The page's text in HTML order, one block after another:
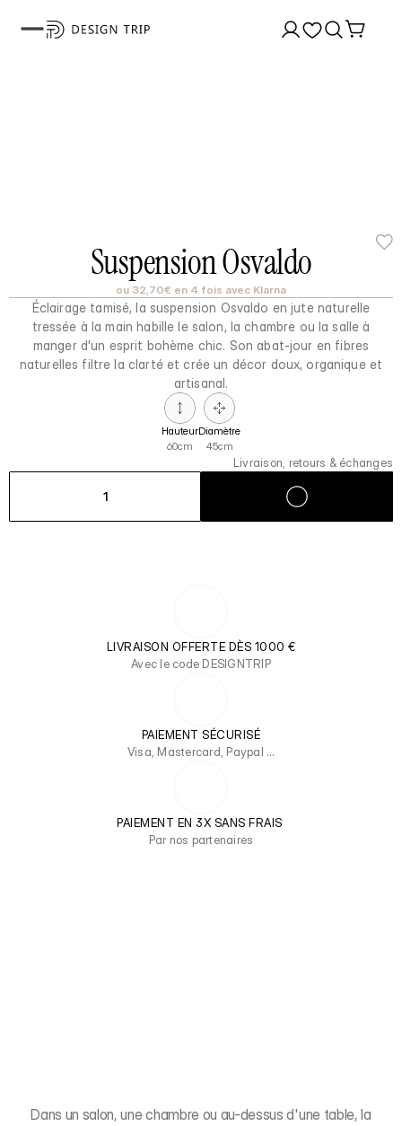
Suspension Osvaldo
ou 32,70€ en 4 fois avec Klarna
Éclairage tamisé, la suspension Osvaldo en jute naturelle
tressée à la main habille le salon, la chambre ou la salle à
manger d'un esprit bohème chic. Son abat-jour en fibres
naturelles filtre la clarté et crée un décor doux, organique et
artisanal.
Hauteur
60cm
Diamètre
45cm
Livraison, retours & échanges
1
LIVRAISON OFFERTE DÈS 1000 €
Avec le code DESIGNTRIP
PAIEMENT SÉCURISÉ
Visa, Mastercard, Paypal …
PAIEMENT EN 3X SANS FRAIS
Par nos partenaires
Dans un salon, une chambre ou au-dessus d'une table, la